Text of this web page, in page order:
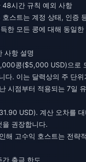
48시간 규칙 예외 사항
스트는 계정 상태, 인증
한 모든 콩에 대해 동일
사항 설명
콩($5,000 USD)으로
다. 이는 달력상의 주 단위
시점부터 적용되는 7일
USD). 계산 오차를
을 권장합니다.
해 고수익 호스트는 전략
출금 한도